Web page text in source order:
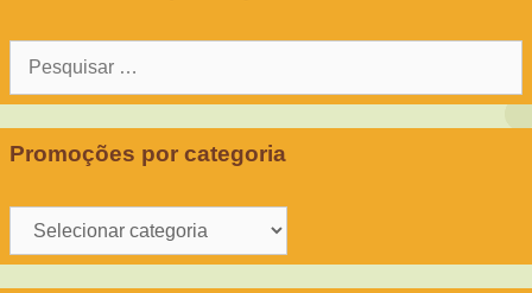
Pesquisar
Promoções por categoria
Promoções
por